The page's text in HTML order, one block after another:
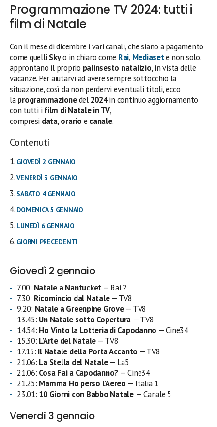
Programmazione TV 2024: tutti i
film di Natale
Con il mese di dicembre i vari canali, che siano a pagamento
come quelli Skyo in chiaro come Rai, Mediasete non solo,
approntano il proprio palinsesto natalizio, in vista delle
vacanze. Per aiutarvi ad avere sempre sott’occhio la
situazione, così da non perdervi eventuali titoli, ecco
laprogrammazionedel 2024in continuo aggiornamento
con tutti i film di Natale in TV,
compresi data,orario e canale.
Contenuti
GIOVEDÌ 2 GENNAIO
VENERDÌ 3 GENNAIO
SABATO 4 GENNAIO
DOMENICA 5 GENNAIO
LUNEDÌ 6 GENNAIO
GIORNI PRECEDENTI
Giovedì 2 gennaio
7.00: Natale a Nantucket — Rai 2
7.30: Ricomincio dal Natale— TV8
9.20: Natale a Greenpine Grove— TV8
13.45: Un Natale sotto Copertura — TV8
14.54: Ho Vinto la Lotteria di Capodanno — Cine34
15.30: L’Arte del Natale — TV8
17.15: Il Natale della Porta Accanto — TV8
21.06: La Stella del Natale— La5
21.06: Cosa Fai a Capodanno? — Cine34
21.25: Mamma Ho perso l’Aereo — Italia 1
23.01: 10 Giorni con Babbo Natale — Canale 5
Venerdì 3 gennaio